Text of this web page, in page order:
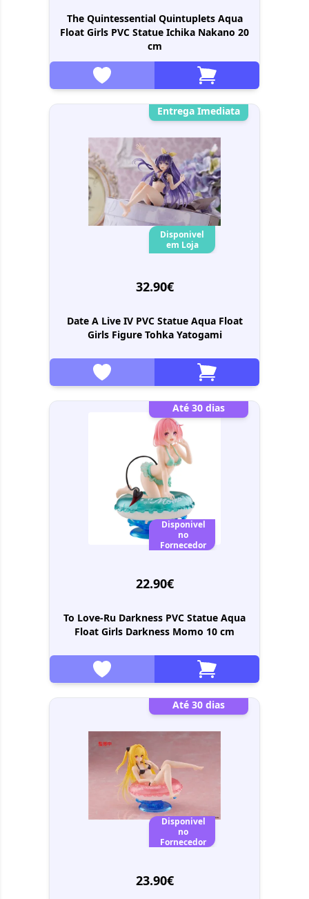
The Quintessential Quintuplets Aqua
Float Girls PVC Statue Ichika Nakano 20
cm
Entrega Imediata
Disponivel
em Loja
32.90€
Date A Live IV PVC Statue Aqua Float
Girls Figure Tohka Yatogami
Até 30 dias
Disponivel
no
Fornecedor
22.90€
To Love-Ru Darkness PVC Statue Aqua
Float Girls Darkness Momo 10 cm
Até 30 dias
Disponivel
no
Fornecedor
23.90€